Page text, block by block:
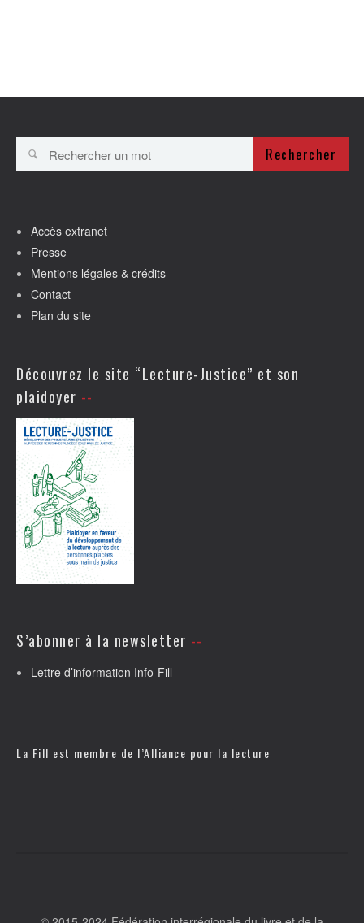
Rechercher
Accès extranet
Presse
Mentions légales & crédits
Contact
Plan du site
Découvrez le site “Lecture-Justice” et son
plaidoyer
S’abonner à la newsletter
Lettre d’information Info-Fill
La Fill est membre de l’Alliance pour la lecture